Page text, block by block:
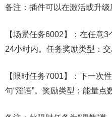
备注：插件可以在激活或升
【场景任务6002】：在任意
24小时内。任务奖励类型：
【限时任务7001】：下一次
句“淫语”。奖励类型：能量点